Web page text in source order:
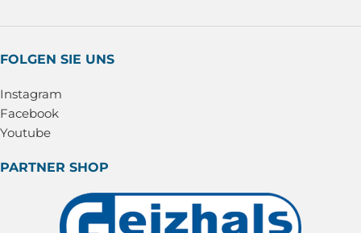
FOLGEN SIE UNS
Instagram
Facebook
Youtube
PARTNER SHOP